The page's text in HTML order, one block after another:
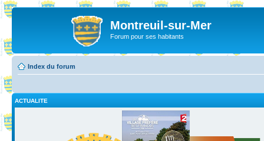
Montreuil-sur-Mer
Forum pour ses habitants
Index du forum
ACTUALITE